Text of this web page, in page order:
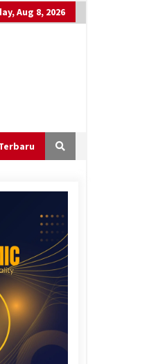
Aug 8, 2026
Mengejar
of
Mental dan